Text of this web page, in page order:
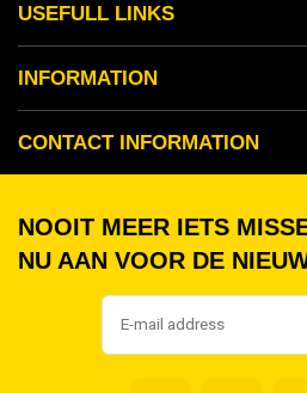
USEFULL LINKS
INFORMATION
CONTACT INFORMATION
NOOIT MEER IETS
NU AAN VOOR DE